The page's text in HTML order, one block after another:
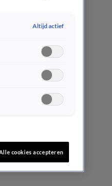
Altijd actief
cookies accepteren